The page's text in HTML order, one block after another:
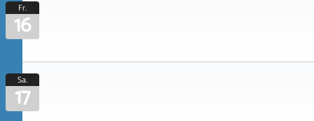
Fr.
16
Sa.
17